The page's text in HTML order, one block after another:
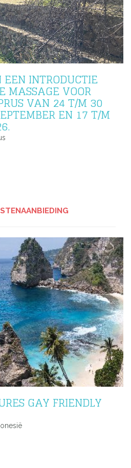
INTRODUCTIE
MASSAGE VOOR
VAN 24 T/M 30
EN 17 T/M
GAY FRIENDLY